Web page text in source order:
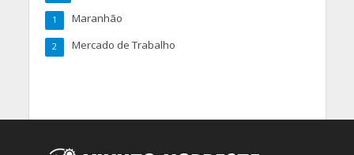
Maranhão
1
Mercado de Trabalho
2